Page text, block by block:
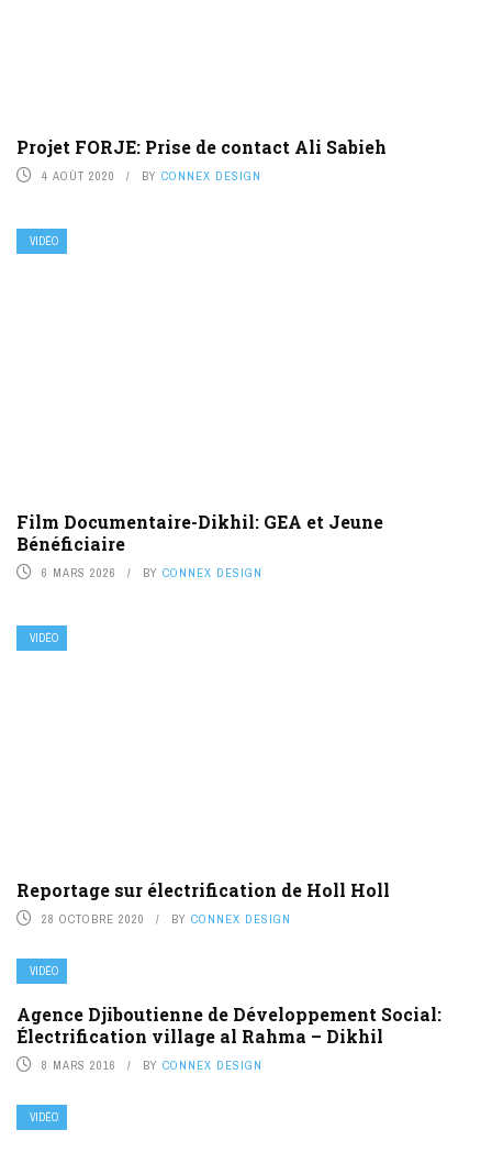
Projet FORJE: Prise de contact Ali Sabieh
4 AOÛT 2020 BY CONNEX DESIGN
VIDÉO
Film Documentaire-Dikhil: GEA et Jeune
Bénéficiaire
6 MARS 2026 BY CONNEX DESIGN
VIDÉO
Reportage sur électrification de Holl Holl
28 OCTOBRE 2020 BY CONNEX DESIGN
VIDÉO
Agence Djiboutienne de Développement Social:
Électrification village al Rahma – Dikhil
8 MARS 2016 BY CONNEX DESIGN
VIDÉO